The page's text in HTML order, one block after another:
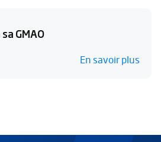
GMAO
En savoir plus